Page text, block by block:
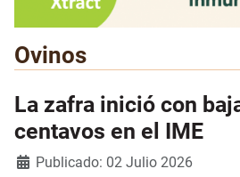
Ovinos
La zafra inició con
centavos en el IME
Detalles
Publicado: 02 Julio 2026